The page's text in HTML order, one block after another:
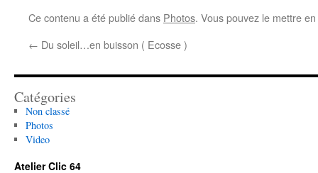
Ce contenu a été publié dans Photos. Vous pouvez le mettre
← Du soleil…en buisson ( Ecosse )
Catégories
Non classé
Photos
Video
Atelier Clic 64